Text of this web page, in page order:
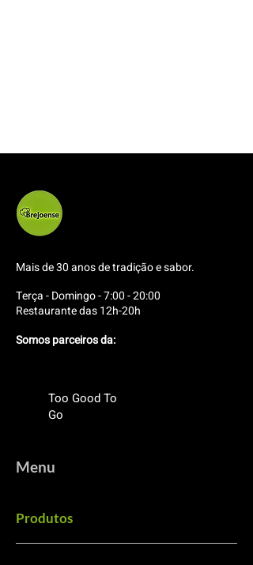
Mais de 30 anos de tradição e sabor.
Terça - Domingo - 7:00 - 20:00
Restaurante das 12h-20h
Somos parceiros da:
Too Good To
Go
Menu
Produtos